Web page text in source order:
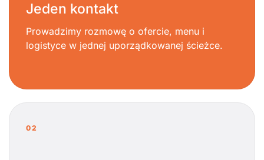
Jeden kontakt
Prowadzimy rozmowę o ofercie, menu i
logistyce w jednej uporządkowanej ścieżce.
02